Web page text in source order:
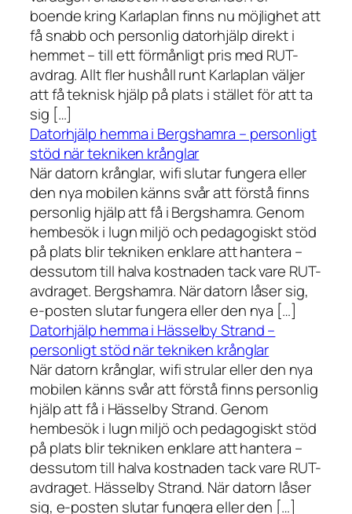
boende kring Karlaplan finns nu möjlighet att
få snabb och personlig datorhjälp direkt i
hemmet – till ett förmånligt pris med RUT-
avdrag. Allt fler hushåll runt Karlaplan väljer
att få teknisk hjälp på plats i stället för att ta
sig […]
Datorhjälp hemma i Bergshamra – personligt
stöd när tekniken krånglar
När datorn krånglar, wifi slutar fungera eller
den nya mobilen känns svår att förstå finns
personlig hjälp att få i Bergshamra. Genom
hembesök i lugn miljö och pedagogiskt stöd
på plats blir tekniken enklare att hantera –
dessutom till halva kostnaden tack vare RUT-
avdraget. Bergshamra. När datorn låser sig,
e-posten slutar fungera eller den nya […]
Datorhjälp hemma i Hässelby Strand –
personligt stöd när tekniken krånglar
När datorn krånglar, wifi strular eller den nya
mobilen känns svår att förstå finns personlig
hjälp att få i Hässelby Strand. Genom
hembesök i lugn miljö och pedagogiskt stöd
på plats blir tekniken enklare att hantera –
dessutom till halva kostnaden tack vare RUT-
avdraget. Hässelby Strand. När datorn låser
sig, e-posten slutar fungera eller den […]